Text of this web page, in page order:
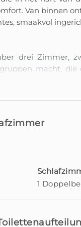
Van binnen
smaakvol
drei Zimmer,
macht,
und bieten eine
Teilen von
nur wenige
1